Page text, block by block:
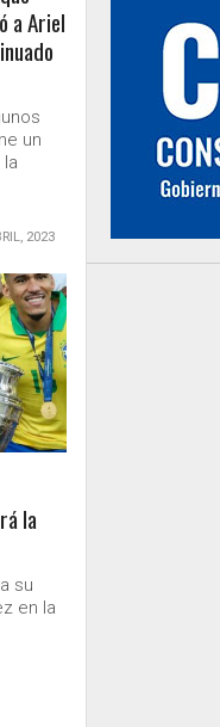
a Ariel
un
2023
la
su
en la